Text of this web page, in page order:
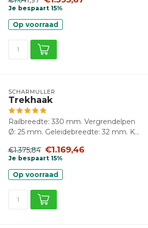
Je bespaart 15%
Op voorraad
SCHARMÜLLER
Trekhaak
Railbreedte: 330 mm. Vergrendelpen
Ø: 25 mm. Geleidebreedte: 32 mm. K...
€1.375,84 €1.169,46
Je bespaart 15%
Op voorraad